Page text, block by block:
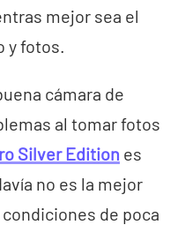
mejor sea el
y fotos.
cámara de
al tomar fotos
Silver Edition es
no es la mejor
de poca